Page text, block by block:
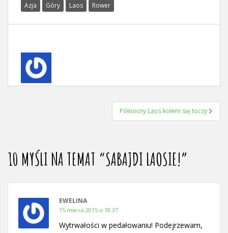
Azja Góry Laos Rower
Północny Laos kołem się toczy
10 MYŚLI NA TEMAT “SABAJDI LAOSIE!”
EWELINA
15 marca 2015 o 18:37
Wytrwałości w pedałowaniu! Podejrzewam,